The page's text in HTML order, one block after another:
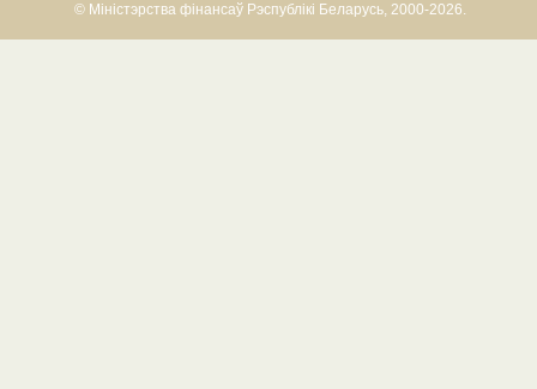
© Міністэрства фінансаў Рэспублікі Беларусь, 2000-2026.